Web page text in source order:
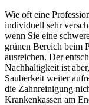
Wie oft eine
individuell sehr
wenn Sie eine
grünen Bereich beim
ausreichen. Der
Nachhaltigkeit ist
Sauberkeit weiter
die Zahnreinigung
Krankenkassen am